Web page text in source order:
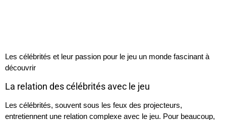
Les célébrités et leur passion pour le jeu un monde fascinant à
découvrir
La relation des célébrités avec le jeu
Les célébrités, souvent sous les feux des projecteurs,
entretiennent une relation complexe avec le jeu. Pour beaucoup,